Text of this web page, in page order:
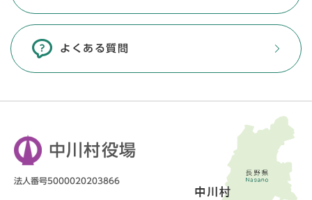
よくある質問
中川村役場
法人番号5000020203866